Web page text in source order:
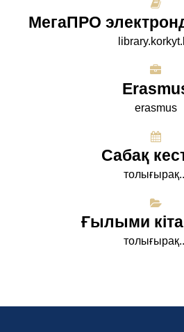
МегаПРО
erasmus
Сабақ
Ғылыми